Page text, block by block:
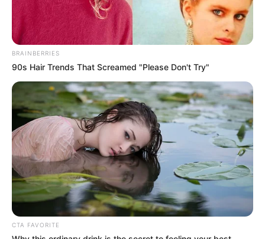
05:35 p. m.
Final del partido
Tras el empate en el tiempo extra, el pase a los cuartos
de final se definirá en la tanda de penaltis.
05:32 p. m.
Cambio en Colombia
Yerry Mina entró al final, salió Jhon Lucumí.
05:28 p. m.
BRAINBERRIES
90s Hair Trends That Screamed "Please Don't Try"
CTA FAVORITE